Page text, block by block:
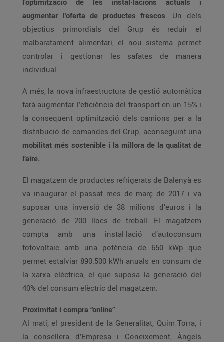
augmentar l’oferta de productes frescos. Un dels
objectius primordials del Grup és reduir el
malbaratament alimentari, el nou sistema permet
controlar i gestionar les safates de manera
individual.
A més, la nova infraestructura de gestió automàtica
farà augmentar l’eficiència del transport en un 15% i
la conseqüent optimització dels camions per a la
distribució de comandes del Grup, aconseguint una
mobilitat més sostenible i la millora de la qualitat de
l’aire.
El magatzem de productes refrigerats de Balenyà es
va inaugurar el passat mes de març de 2017 i va
suposar una inversió de 38 milions d’euros i la
generació de 200 llocs de treball. El magatzem
compta amb una instal·lació d’autoconsum
fotovoltaic amb una potència de 650 kWp que
permet estalviar 890.500 kWh anuals en consum de
la xarxa elèctrica, el que suposa la generació del
40% del consum elèctric del magatzem.
Proximitat i compra “online”
Al matí, el president de la Generalitat, Quim Torra, i
la consellera d’Empresa i Coneixement, Àngels